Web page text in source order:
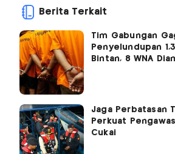
Berita Terkait
Tim Gabungan
Penyelundupan
Bintan, 8 WNA
Jaga Perbatasan
Perkuat
Cukai